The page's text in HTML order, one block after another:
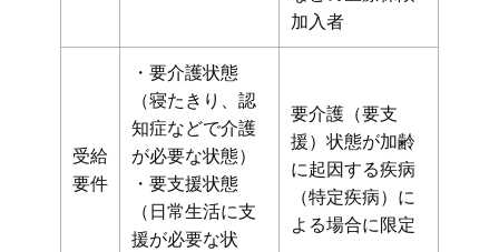
加入者
受給
要件
・要介護状態
（寝たきり、認
知症などで介護
が必要な状態）
・要支援状態
（日常生活に支
援が必要な状
要介護（要支
援）状態が加齢
に起因する疾病
（特定疾病）に
よる場合に限定